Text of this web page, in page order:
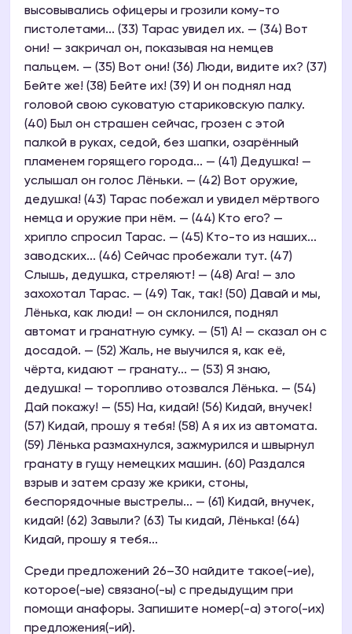
высовывались офицеры и грозили кому-то
пистолетами... (33) Тарас увидел их. — (34) Вот
они! — закричал он, показывая на немцев
пальцем. — (35) Вот они! (36) Люди, видите их? (37)
Бейте же! (38) Бейте их! (39) И он поднял над
головой свою суковатую стариковскую палку.
(40) Был он страшен сейчас, грозен с этой
палкой в руках, седой, без шапки, озарённый
пламенем горящего города... — (41) Дедушка! —
услышал он голос Лёньки. — (42) Вот оружие,
дедушка! (43) Тарас побежал и увидел мёртвого
немца и оружие при нём. — (44) Кто его? —
хрипло спросил Тарас. — (45) Кто-то из наших...
заводских... (46) Сейчас пробежали тут. (47)
Слышь, дедушка, стреляют! — (48) Ага! — зло
захохотал Тарас. — (49) Так, так! (50) Давай и мы,
Лёнька, как люди! — он склонился, поднял
автомат и гранатную сумку. — (51) А! — сказал он с
досадой. — (52) Жаль, не выучился я, как её,
чёрта, кидают — гранату... — (53) Я знаю,
дедушка! — торопливо отозвался Лёнька. — (54)
Дай покажу! — (55) На, кидай! (56) Кидай, внучек!
(57) Кидай, прошу я тебя! (58) А я их из автомата.
(59) Лёнька размахнулся, зажмурился и швырнул
гранату в гущу немецких машин. (60) Раздался
взрыв и затем сразу же крики, стоны,
беспорядочные выстрелы... — (61) Кидай, внучек,
кидай! (62) Завыли? (63) Ты кидай, Лёнька! (64)
Кидай, прошу я тебя...
Среди предложений 26–30 найдите такое(-ие),
которое(-ые) связано(-ы) с предыдущим при
помощи анафоры. Запишите номер(-а) этого(-их)
предложения(-ий).